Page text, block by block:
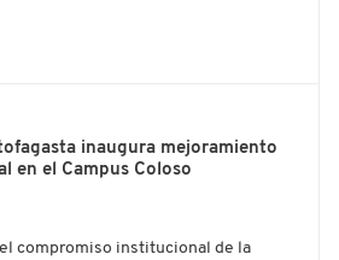
inaugura mejoramiento
en el Campus Coloso
compromiso institucional de la